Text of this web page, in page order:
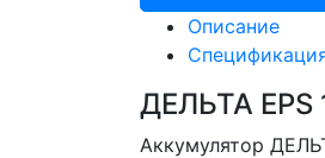
Описание
ДЕЛЬТА EPS
Аккумулятор